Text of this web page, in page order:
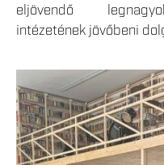
eljövendő
intézetének jövőbeni